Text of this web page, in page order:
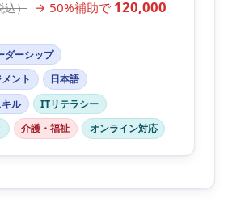
込） → 50%補助で 120,000
ダーシップ
ント
日本語
ル
ITリテラシー
介護・福祉 オンライン対応